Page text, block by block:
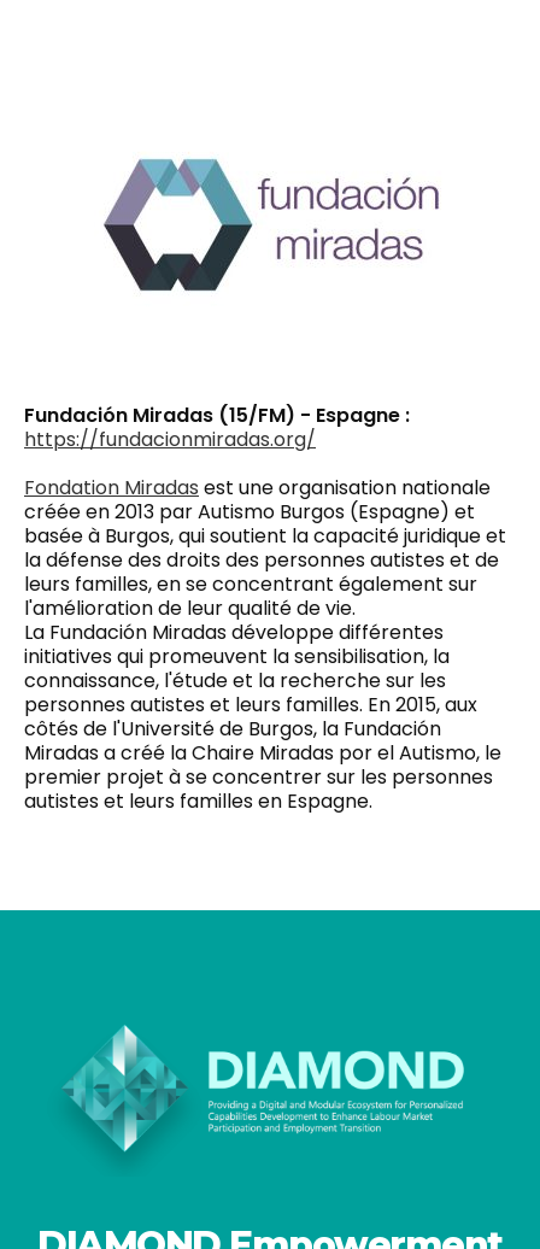
Fundación Miradas (15/FM) - Espagne :
https://fundacionmiradas.org/
Fondation Miradas est une organisation nationale
créée en 2013 par Autismo Burgos (Espagne) et
basée à Burgos, qui soutient la capacité juridique et
la défense des droits des personnes autistes et de
leurs familles, en se concentrant également sur
l'amélioration de leur qualité de vie.
La Fundación Miradas développe différentes
initiatives qui promeuvent la sensibilisation, la
connaissance, l'étude et la recherche sur les
personnes autistes et leurs familles. En 2015, aux
côtés de l'Université de Burgos, la Fundación
Miradas a créé la Chaire Miradas por el Autismo, le
premier projet à se concentrer sur les personnes
autistes et leurs familles en Espagne.